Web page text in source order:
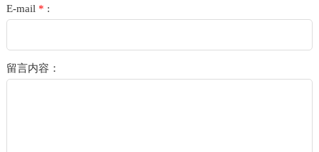
E-mail* :
留言内容：